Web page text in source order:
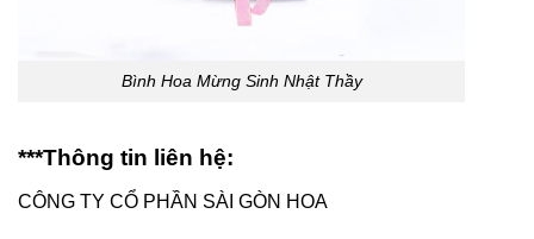
Bình Hoa Mừng Sinh Nhật Thầy
***Thông tin liên hệ:
CÔNG TY CỔ PHẦN SÀI GÒN HOA